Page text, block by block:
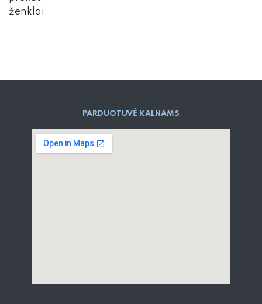
ženklai
PARD​UOTUVĖ​ KALNAMS